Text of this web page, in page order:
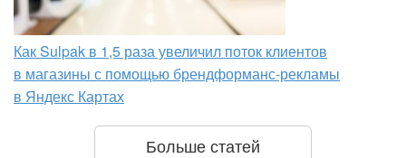
Как Sulpak в 1,5 раза увеличил поток клиентов
в магазины с помощью брендформанс-рекламы
в Яндекс Картах
Больше статей